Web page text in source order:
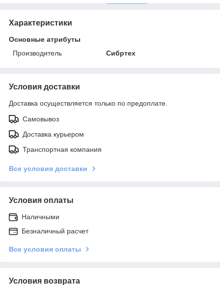
Характеристики
Основные атрибуты
Производитель
Сибртех
Условия доставки
Доставка осуществляется только по предоплате.
Самовывоз
Доставка курьером
Транспортная компания
Все условия доставки
Условия оплаты
Наличными
Безналичный расчет
Все условия оплаты
Условия возврата